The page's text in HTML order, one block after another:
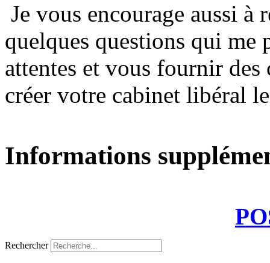
Je vous encourage aussi
quelques questions qui me
attentes et vous fournir
créer votre cabinet libéral
Informations
Rechercher